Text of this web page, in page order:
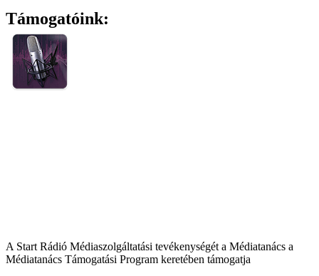
Támogatóink:
A Start Rádió Médiaszolgáltatási tevékenységét a Médiatanács a
Médiatanács Támogatási Program keretében támogatja